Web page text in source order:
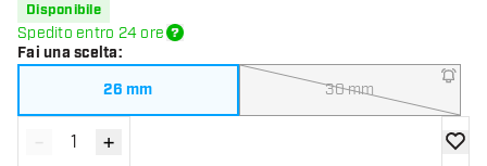
Disponibile
Spedito entro 24 ore
Fai una scelta:
26 mm
30 mm
Diminuisci quantità
- Aumenta quantità
+